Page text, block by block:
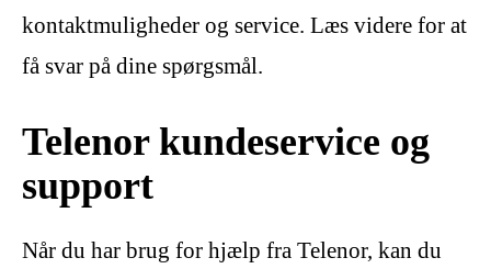
kontaktmuligheder og service. Læs videre for at
få svar på dine spørgsmål.
Telenor kundeservice og
support
Når du har brug for hjælp fra Telenor, kan du